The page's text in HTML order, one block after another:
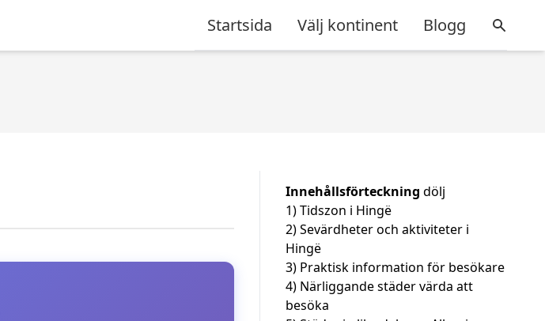
Startsida Välj kontinent Blogg
Innehållsförteckning dölj
1)Tidszon i Hingë
2)Sevärdheter och aktiviteter i
Hingë
3) Praktisk information för besökare
4) Närliggande städer värda att
besöka